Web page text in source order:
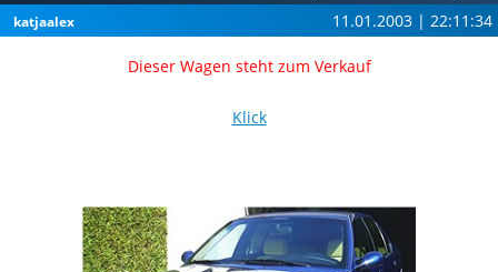
katjaalex 11.01.2003 | 22:11:34
Dieser Wagen steht zum Verkauf
Klick